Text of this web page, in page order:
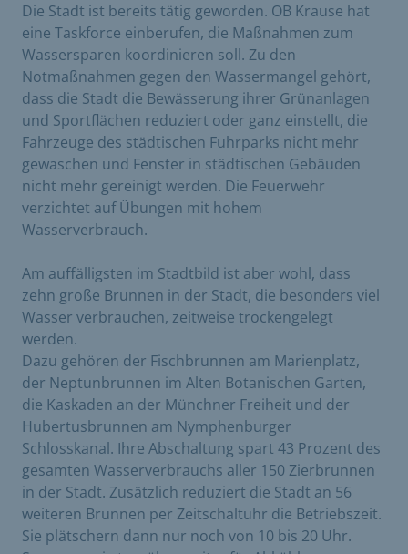
Die Stadt ist bereits tätig geworden. OB Krause hat
eine Taskforce einberufen, die Maßnahmen zum
Wassersparen koordinieren soll. Zu den
Notmaßnahmen gegen den Wassermangel gehört,
dass die Stadt die Bewässerung ihrer Grünanlagen
und Sportflächen reduziert oder ganz einstellt, die
Fahrzeuge des städtischen Fuhrparks nicht mehr
gewaschen und Fenster in städtischen Gebäuden
nicht mehr gereinigt werden. Die Feuerwehr
verzichtet auf Übungen mit hohem
Wasserverbrauch.
Am auffälligsten im Stadtbild ist aber wohl, dass
zehn große Brunnen in der Stadt, die besonders viel
Wasser verbrauchen, zeitweise trockengelegt
werden.
Dazu gehören der Fisch­brunnen am Marienplatz,
der Neptunbrunnen im Alten Botanischen Garten,
die Kaskaden an der Münchner Freiheit und der
Hubertusbrunnen am Nymphenburger
Schlosskanal. Ihre Abschaltung spart 43 Prozent des
gesamten Wasser­verbrauchs aller 150 Zier­brunnen
in der Stadt. Zusätzlich reduziert die Stadt an 56
weiteren Brunnen per Zeitschaltuhr die Betriebszeit.
Sie plätschern dann nur noch von 10 bis 20 Uhr.